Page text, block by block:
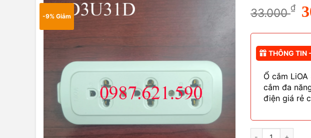
-9% Giảm 33.000₫
THÔNG TIN
Ổ cắm
cắm đa
điện giá rẻ